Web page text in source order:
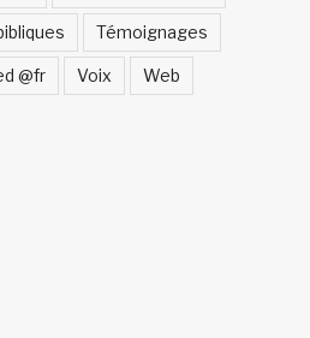
Témoignages
@fr Voix Web